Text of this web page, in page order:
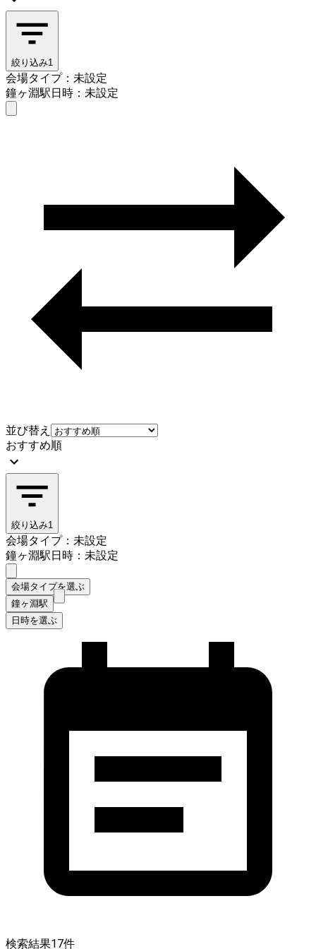
絞り込み1
会場タイプ：未設定
鐘ヶ淵駅日時：未設定
並び替え
おすすめ順
絞り込み1
会場タイプ：未設定
鐘ヶ淵駅日時：未設定
会場タイプを選ぶ
鐘ヶ淵駅
日時を選ぶ
検索結果17件